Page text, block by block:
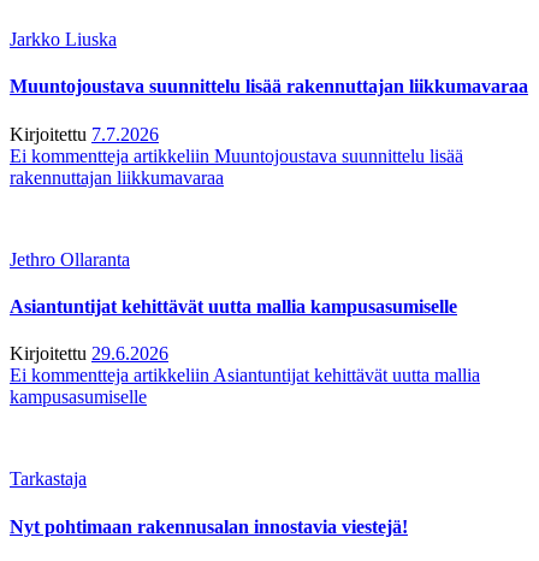
Jarkko Liuska
Muuntojoustava suunnittelu lisää rakennuttajan liikkumavaraa
Kirjoitettu 7.7.2026
Ei kommentteja artikkeliin Muuntojoustava suunnittelu lisää
rakennuttajan liikkumavaraa
Jethro Ollaranta
Asiantuntijat kehittävät uutta mallia kampusasumiselle
Kirjoitettu 29.6.2026
Ei kommentteja artikkeliin Asiantuntijat kehittävät uutta mallia
kampusasumiselle
Tarkastaja
Nyt pohtimaan rakennusalan innostavia viestejä!